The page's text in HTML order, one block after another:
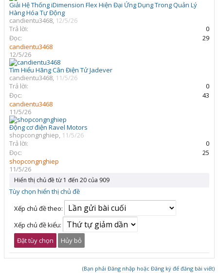
Giải Hệ Thống iDimension Flex Hiện Đại Ứng Dụng Trong Quản Lý
Hàng Hóa Tự Động
candientu3468, 12/5/26
Trả lời:
0
Đọc:
29
candientu3468
12/5/26
Tìm Hiểu Hãng Cân Điện Tử Jadever
candientu3468, 11/5/26
Trả lời:
0
Đọc:
43
candientu3468
11/5/26
Động cơ điện Ravel Motors
shopcongnghiep, 11/5/26
Trả lời:
0
Đọc:
25
shopcongnghiep
11/5/26
Hiển thị chủ đề từ 1 đến 20 của 909
Tùy chọn hiển thị chủ đề
Xếp chủ đề theo:
Xếp chủ đề kiểu:
(Bạn phải Đăng nhập hoặc Đăng ký để đăng bài viết)